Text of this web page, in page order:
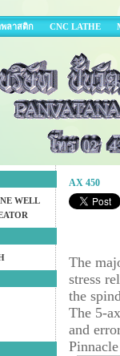
พลาสติก CNC LATHE
WELL
AX 450
The
stress
the
The 5-
and